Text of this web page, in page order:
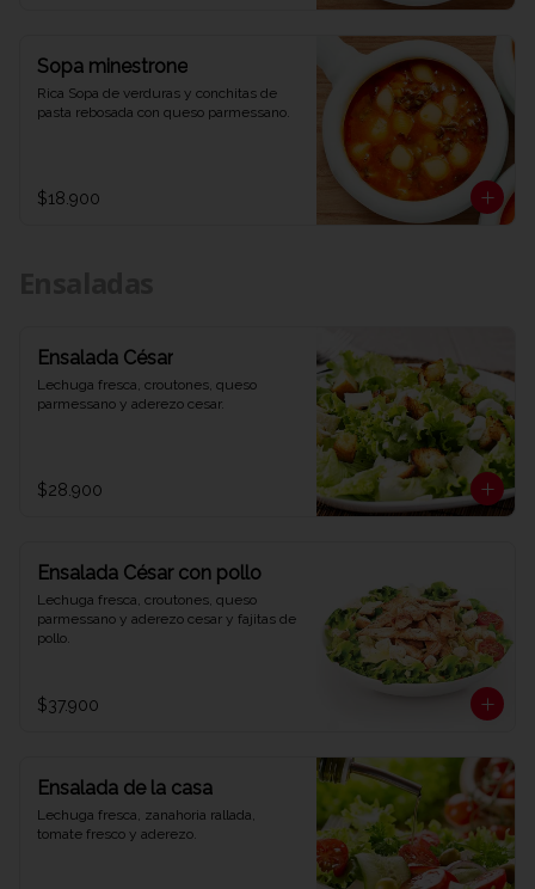
Sopa minestrone
Rica Sopa de verduras y conchitas de
pasta rebosada con queso parmessano.
$18.900
Ensalada César
Lechuga fresca, croutones, queso
parmessano y aderezo cesar.
$28.900
Ensalada César con pollo
Lechuga fresca, croutones, queso
parmessano y aderezo cesar y fajitas de
pollo.
$37.900
Ensalada de la casa
Lechuga fresca, zanahoria rallada,
tomate fresco y aderezo.